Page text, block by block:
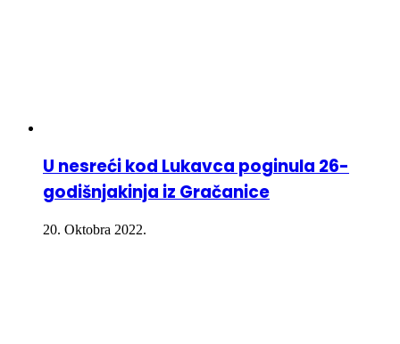
U nesreći kod Lukavca poginula 26-
godišnjakinja iz Gračanice
20. Oktobra 2022.